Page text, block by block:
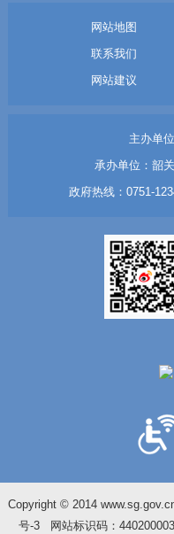
网站地图
联系我们
网站建议
主办单
承办单位：韶
政府热线：0751-
Copyright © 2014
号-3网站标识码：